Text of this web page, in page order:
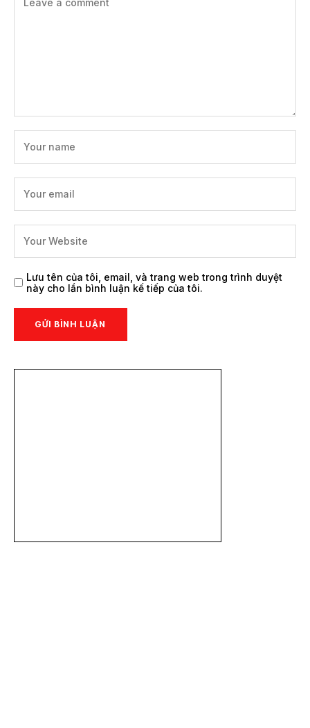
Lưu tên của tôi, email, và trang web trong trình duyệt
này cho lần bình luận kế tiếp của tôi.